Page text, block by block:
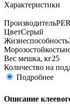
Характеристики
Производитель
ЦветСерый
Жизнеспособность
Морозостойкость
Вес мешка, кг25
Количество на
Подробнее
Описание